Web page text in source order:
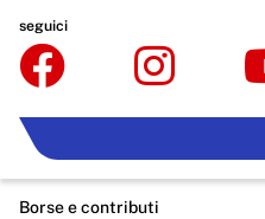
seguici
Borse e contributi